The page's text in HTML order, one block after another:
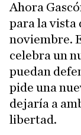
Ahora
para la vista
noviembre.
celebra un
puedan
pide una
dejaría a
libertad.